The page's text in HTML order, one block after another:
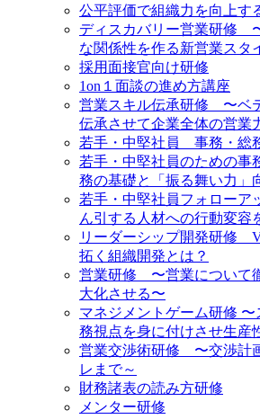
公平評価で組織力を向上す
ディスカバリー営業研修
な関係性を作る新営業スタ
採用面接官向け研修
1on１面談の進め方講座
営業スキル伝承研修 〜ベ
伝承させて企業全体の営業
若手・中堅社員 事務・総
若手・中堅社員のための
務の基礎と「振る舞い力」
若手・中堅社員フォロー
ん引する人材への行動変容
リーダーシップ開発研修
拓く組織開発とは？
営業研修 〜営業について
大化させる〜
マネジメントゲーム研修
務視点を身に付けさせ生産
営業交渉術研修 〜交渉計
レまで～
財務諸表の読み方研修
メンター研修